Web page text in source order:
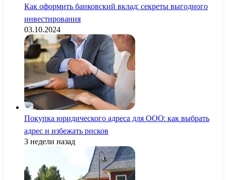
Как оформить банковский вклад: секреты выгодного
инвестирования
03.10.2024
Покупка юридического адреса для ООО: как выбрать
адрес и избежать рисков
3 недели назад